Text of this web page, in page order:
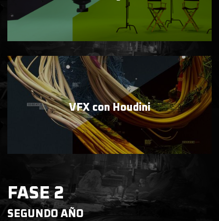
VFX conHoudini
FASE 2
SEGUNDO AÑO